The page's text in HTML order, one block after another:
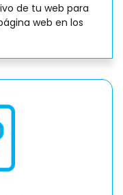
de tu web para
web en los